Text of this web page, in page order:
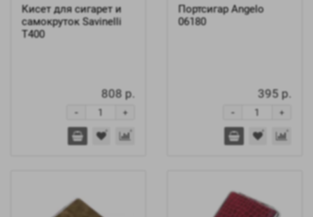
Кисет для сигарет и
самокруток Savinelli
T400
808 р.
+
-
Портсигар Angelo
06180
395 р.
+
-